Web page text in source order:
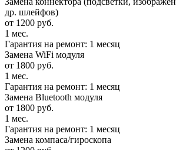
др. шлейфов)
от 1200 руб.
1 мес.
Гарантия на ремонт: 1 месяц
Замена WiFi модуля
от 1800 руб.
1 мес.
Гарантия на ремонт: 1 месяц
Замена Bluetooth модуля
от 1800 руб.
1 мес.
Гарантия на ремонт: 1 месяц
Замена компаса/гироскопа